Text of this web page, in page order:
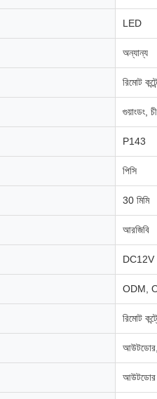
LED
অন্যান্য
রিমোট
গুয়াংডং,
P143
পিসি
30 মিমি
আরজিবি
DC12V
ODM,
রিমোট
আউটডোর